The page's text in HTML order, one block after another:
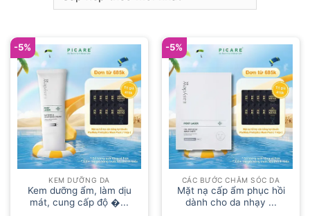
-5%
KEM DƯỠNG DA
Kem dưỡng ẩm, làm dịu
mát, cung cấp độ �...
-5%
CÁC BƯỚC CHĂM SÓC DA
Mặt nạ cấp ẩm phục hồi
dành cho da nhạy ...